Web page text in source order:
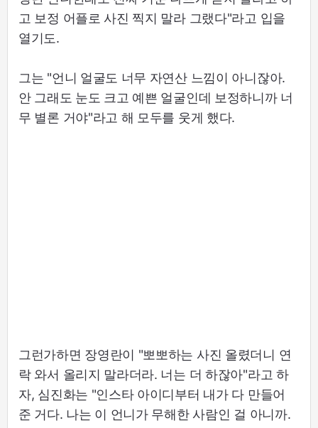
고 보정 어플로 사진 찍지 말라 그랬다"라고 입을
열기도.
그는 "언니 얼굴도 너무 자연산 느낌이 아니잖아.
안 그래도 눈도 크고 예쁜 얼굴인데 보정하니까 너
무 별론 거야"라고 해 모두를 웃게 했다.
그런가하면 장영란이 "뽀뽀하는 사진 올렸더니 연
락 와서 올리지 말라더라. 너는 더 하잖아"라고 하
자, 심진화는 "인스타 아이디부터 내가 다 만들어
준 거다. 나는 이 언니가 무해한 사람인 걸 아니까.